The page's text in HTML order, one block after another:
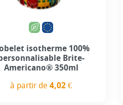
isotherme 100%
Brite-
Americano® 350ml
à partir de4,02 €